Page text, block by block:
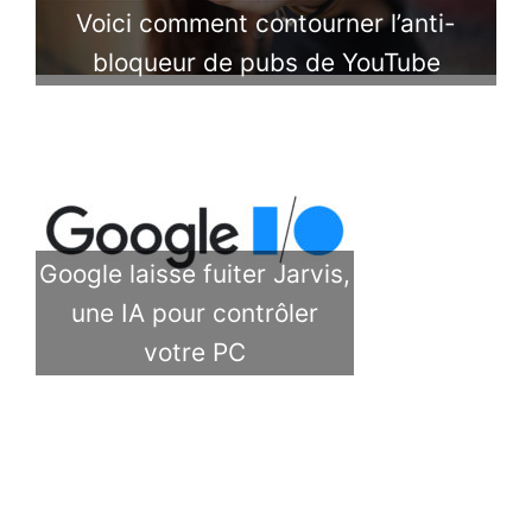
Voici comment contourner l’anti-
bloqueur de pubs de YouTube
Google laisse fuiter Jarvis,
une IA pour contrôler
votre PC